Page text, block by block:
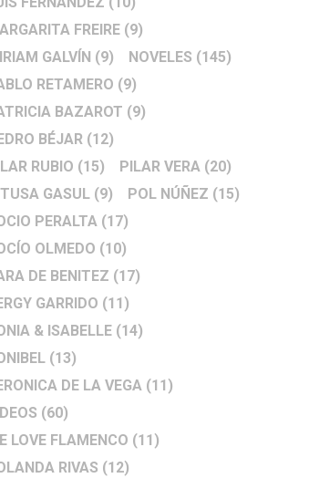
FREIRE (9)
GALVÍN (9) NOVELES (145)
RETAMERO (9)
BAZAROT (9)
BÉJAR (12)
RUBIO (15) PILAR VERA (20)
GASUL (9) POL NÚÑEZ (15)
PERALTA (17)
OLMEDO (10)
DE BENITEZ (17)
GARRIDO (11)
& ISABELLE (14)
(13)
DE LA VEGA (11)
(60)
LOVE FLAMENCO (11)
RIVAS (12)